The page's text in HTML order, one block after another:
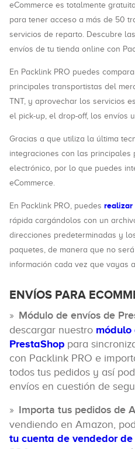
eCommerce es totalmente
para tener acceso a más de 50
servicios de reparto. Descubre
envíos de tu tienda online con
En Packlink PRO puedes
principales transportistas del
TNT, y aprovechar los servicios
el pick-up, el drop-off, los envíos
Gracias a que utiliza la última
integraciones con las principales
electrónico, por lo que puedes
eCommerce.
En Packlink PRO, puedes realizar
rápida cargándolos con un
direcciones predeterminadas y
paquetes, de manera que no
información cada vez que vayas
ENVÍOS PARA
Módulo de envíos de
descargar nuestro módulo
PrestaShop para
con Packlink PRO e
todos tus pedidos y así
envíos en cuestión de
Importa tus pedidos de
vendiendo en Amazon,
tu cuenta de vendedor de